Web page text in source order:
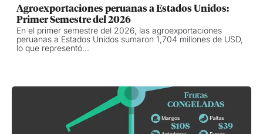
Agroexportaciones peruanas a Estados Unidos:
Primer Semestre del 2026
En el primer semestre del 2026, las agroexportaciones
peruanas a Estados Unidos sumaron 1,704 millones de USD,
lo que representó...